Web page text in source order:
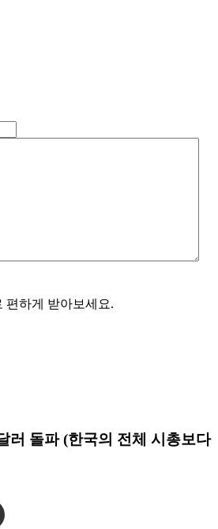
편하게 받아보세요.
러 돌파 (한국의 전체 시총보다